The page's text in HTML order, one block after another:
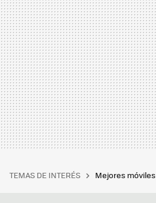
TEMAS DE INTERÉS Mejores móviles